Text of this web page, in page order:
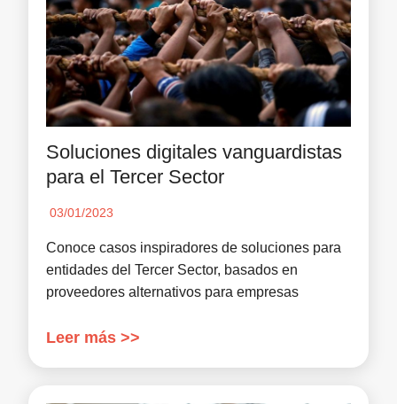
Soluciones digitales vanguardistas
para el Tercer Sector
03/01/2023
Conoce casos inspiradores de soluciones para
entidades del Tercer Sector, basados en
proveedores alternativos para empresas
Leer más >>